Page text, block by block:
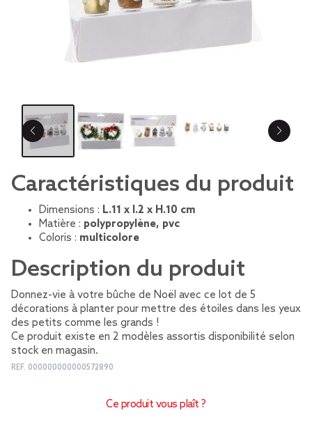
Caractéristiques du produit
Dimensions : L.11 x l.2 x H.10 cm
Matière : polypropylène, pvc
Coloris : multicolore
Description du produit
Donnez-vie à votre bûche de Noël avec ce lot de 5
décorations à planter pour mettre des étoiles dans les yeux
des petits comme les grands !
Ce produit existe en 2 modèles assortis disponibilité selon
stock en magasin.
REF. 000000000000572890
Ce produit vous plaît ?